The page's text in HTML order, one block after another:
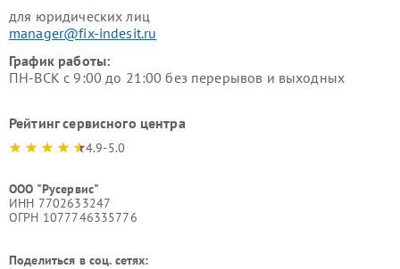
для юридических лиц
manager@fix-indesit.ru
График работы:
ПН-ВСК с 9:00 до 21:00 без перерывов и выходных
Рейтинг сервисного центра
4.9-5.0
ООО "Русервис"
ИНН 7702633247
ОГРН 1077746335776
Поделиться в соц. сетях: